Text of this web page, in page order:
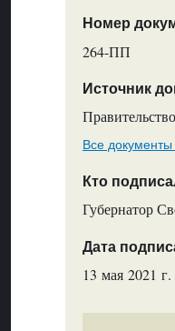
Номер
264-ПП
Источник
Все документы
Кто
Губернатор
Дата
13 мая 2021 г.